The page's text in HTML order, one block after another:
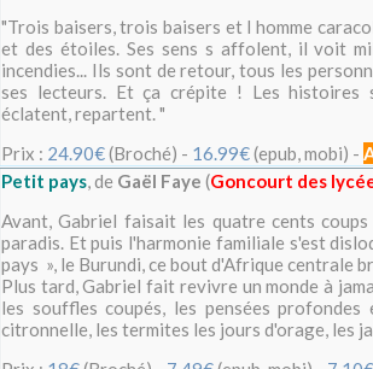
"Trois baisers, trois baisers et l homme
et des étoiles. Ses sens s affolent, il voit
incendies... Ils sont de retour, tous les
ses lecteurs. Et ça crépite ! Les histoires
éclatent, repartent. "
Prix : 24.90€(Broché) - 16.99€(epub, mobi) -
Petit pays, de Gaël Faye (Goncourt des
Avant, Gabriel faisait les quatre cents
paradis. Et puis l'harmonie familiale s'est
pays », le Burundi, ce bout d'Afrique centrale
Plus tard, Gabriel fait revivre un monde à
les souffles coupés, les pensées
citronnelle, les termites les jours d'orage, les